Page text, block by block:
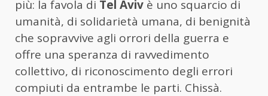
più: la favola di Tel Aviv è uno squarcio di
umanità, di solidarietà umana, di benignità
che sopravvive agli orrori della guerra e
offre una speranza di ravvedimento
collettivo, di riconoscimento degli errori
compiuti da entrambe le parti. Chissà.